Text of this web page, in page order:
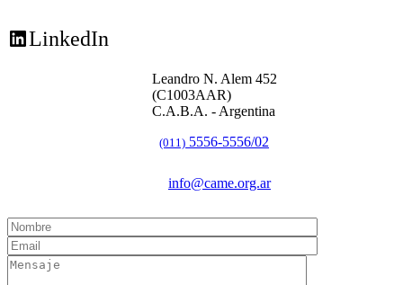
LinkedIn
Leandro N. Alem 452
(C1003AAR)
C.A.B.A. - Argentina
(011) 5556-5556/02
info@came.org.ar